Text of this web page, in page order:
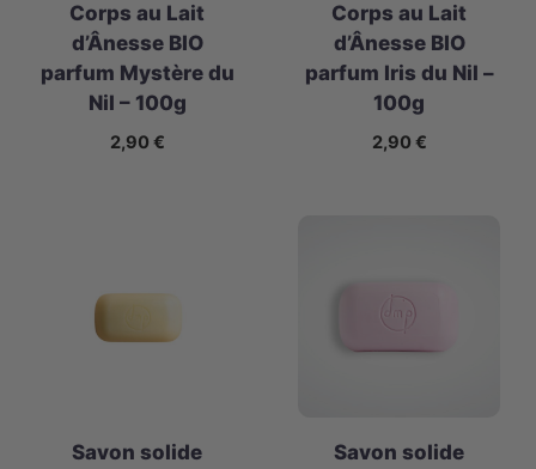
Corps au Lait
d’Ânesse BIO
parfum Mystère du
Nil – 100g
2,90 €
Corps au Lait
d’Ânesse BIO
parfum Iris du Nil –
100g
2,90 €
Savon solide
Savon solide